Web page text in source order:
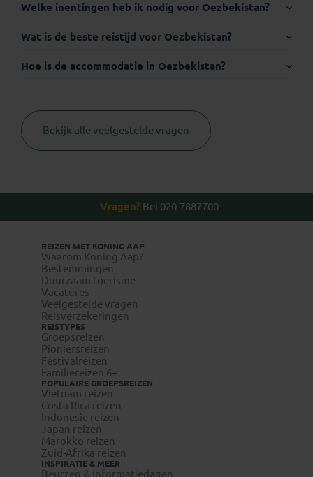
Internationaal paspoort:
Visum:
geen
legalisatie.nl/koningaap-nl
legalisatie.nl/koningaap-be
Reizigers die niet beschikken over de Nederlandse of
Welke inentingen heb ik nodig voor Oezbekistan?
Thuisvaccinatie.nl
www.wanda.be
www.itg.be
Wat is de beste reistijd voor Oezbekistan?
Hoe is de accommodatie in Oezbekistan?
Bekijk alle veelgestelde vragen
Vragen? Bel 020-7887700
REIZEN MET KONING AAP
Waarom Koning Aap?
Bestemmingen
Duurzaam toerisme
Vacatures
Veelgestelde vragen
Reisverzekeringen
REISTYPES
Groepsreizen
Pioniersreizen
Festivalreizen
Familiereizen 6+
POPULAIRE GROEPSREIZEN
Vietnam reizen
Costa Rica reizen
Indonesie reizen
Japan reizen
Marokko reizen
Zuid-Afrika reizen
INSPIRATIE & MEER
Beurzen & informatiedagen